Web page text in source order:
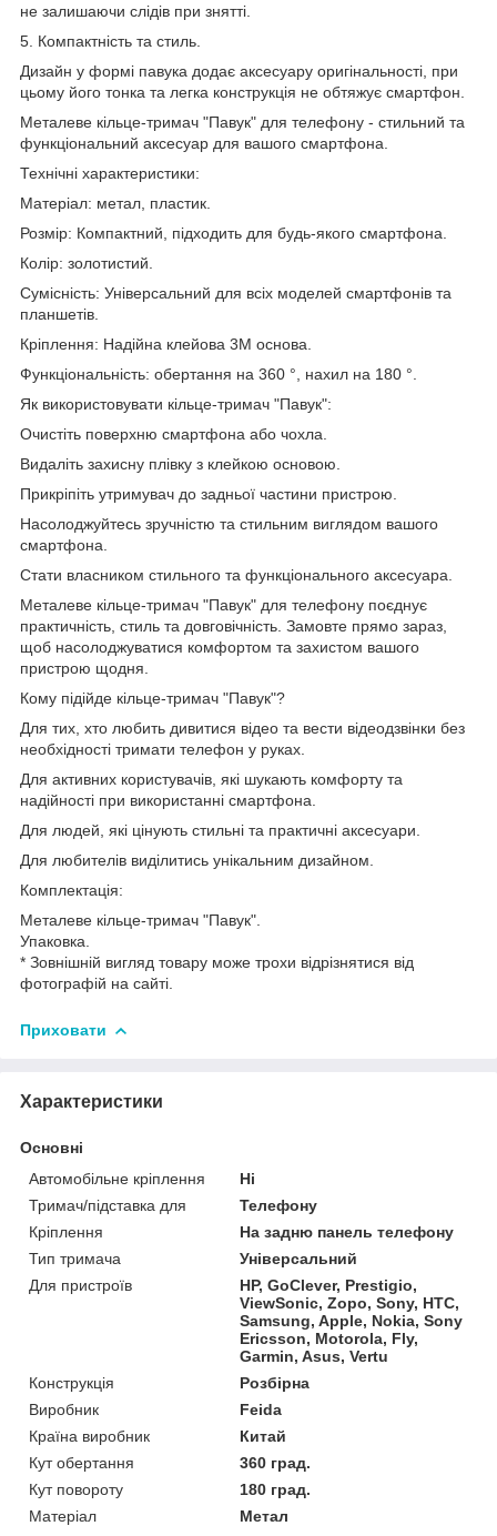
не залишаючи слідів при знятті.
5. Компактність та стиль.
Дизайн у формі павука додає аксесуару оригінальності, при
цьому його тонка та легка конструкція не обтяжує смартфон.
Металеве кільце-тримач "Павук" для телефону - стильний та
функціональний аксесуар для вашого смартфона.
Технічні характеристики:
Матеріал: метал, пластик.
Розмір: Компактний, підходить для будь-якого смартфона.
Колір: золотистий.
Сумісність: Універсальний для всіх моделей смартфонів та
планшетів.
Кріплення: Надійна клейова 3М основа.
Функціональність: обертання на 360 °, нахил на 180 °.
Як використовувати кільце-тримач "Павук":
Очистіть поверхню смартфона або чохла.
Видаліть захисну плівку з клейкою основою.
Прикріпіть утримувач до задньої частини пристрою.
Насолоджуйтесь зручністю та стильним виглядом вашого
смартфона.
Стати власником стильного та функціонального аксесуара.
Металеве кільце-тримач "Павук" для телефону поєднує
практичність, стиль та довговічність. Замовте прямо зараз,
щоб насолоджуватися комфортом та захистом вашого
пристрою щодня.
Кому підійде кільце-тримач "Павук"?
Для тих, хто любить дивитися відео та вести відеодзвінки без
необхідності тримати телефон у руках.
Для активних користувачів, які шукають комфорту та
надійності при використанні смартфона.
Для людей, які цінують стильні та практичні аксесуари.
Для любителів виділитись унікальним дизайном.
Комплектація:
Металеве кільце-тримач "Павук".
Упаковка.
* Зовнішній вигляд товару може трохи відрізнятися від
фотографій на сайті.
Приховати
Характеристики
Основні
Автомобільне кріплення
Ні
Тримач/підставка для
Телефону
Кріплення
На задню панель телефону
Тип тримача
Універсальний
Для пристроїв
HP, GoClever, Prestigio,
ViewSonic, Zopo, Sony, HTC,
Samsung, Apple, Nokia, Sony
Ericsson, Motorola, Fly,
Garmin, Asus, Vertu
Конструкція
Розбірна
Виробник
Feida
Країна виробник
Китай
Кут обертання
360 град.
Кут повороту
180 град.
Матеріал
Метал